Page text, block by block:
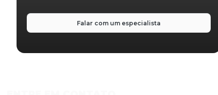
Falar com um especialista